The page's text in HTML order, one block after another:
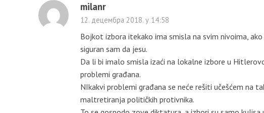
milanr
12. децембра 2018. у 14:58
Bojkot izbora itekako ima smisla na svim nivoima,
siguran sam da jesu.
Da li bi imalo smisla izaći na lokalne izbore u
problemi građana.
NIkakvi problemi građana se neće rešiti učešćem na
maltretiranja političkih protivnika.